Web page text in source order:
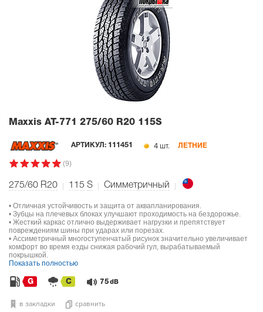
Maxxis AT-771 275/60 R20 115S
АРТИКУЛ: 111451 4 шт. ЛЕТНИЕ
(9)
275/60 R20 115 S Симметричный
• Отличная устойчивость и защита от аквапланирования.
• Зубцы на плечевых блоках улучшают проходимость на бездорожье.
• Жесткий каркас отлично выдерживает нагрузки и препятствует
повреждениям шины при ударах или порезах.
• Ассиметричный многоступенчатый рисунок значительно увеличивает
комфорт во время езды снижая рабочий гул, вырабатываемый
покрышкой.
Показать полностью
G C 75 dB
в закладки сравнить